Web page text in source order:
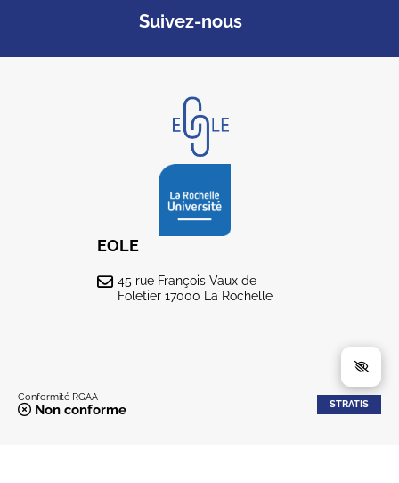
Suivez-nous
EOLE
45 rue François Vaux de
Foletier 17000 La Rochelle
Conformité RGAA
Non conforme STRATIS